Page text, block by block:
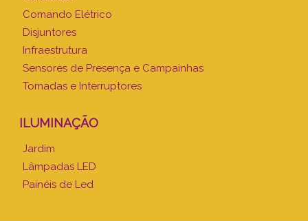
Comando Elétrico
Disjuntores
Infraestrutura
Sensores de Presença e Campainhas
Tomadas e Interruptores
ILUMINAÇÃO
Jardim
Lâmpadas LED
Painéis de Led